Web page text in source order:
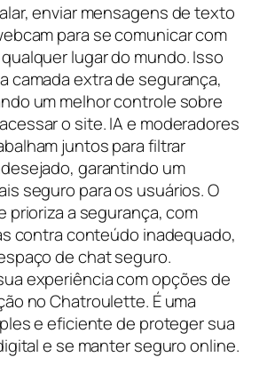
enviar mensagens de texto
para se comunicar com
lugar do mundo. Isso
camada extra de segurança,
um melhor controle sobre
o site. IA e moderadores
juntos para filtrar
garantindo um
seguro para os usuários. O
prioriza a segurança, com
contra conteúdo inadequado,
de chat seguro.
experiência com opções de
no Chatroulette. É uma
e eficiente de proteger sua
e se manter seguro online.